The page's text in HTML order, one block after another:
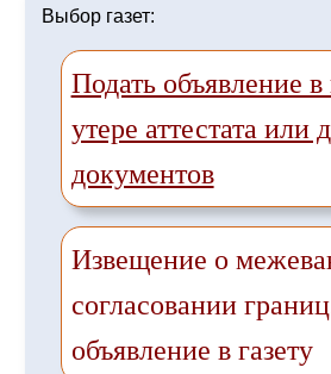
Выбор газет:
Подать объявление в
утере аттестата или
документов
Извещение о
согласовании
объявление в газету